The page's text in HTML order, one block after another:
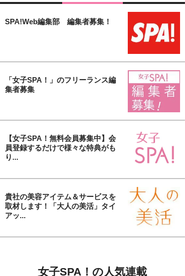
SPA!Web編集部 編集者募集！
「女子SPA！」のフリーランス編
集者募集
【女子SPA！無料会員募集中】会
員登録するだけで様々な特典がも
り...
貴社の美容アイテム＆サービスを
取材します！「大人の美活」タイ
アッ...
女子SPA！の人気連載